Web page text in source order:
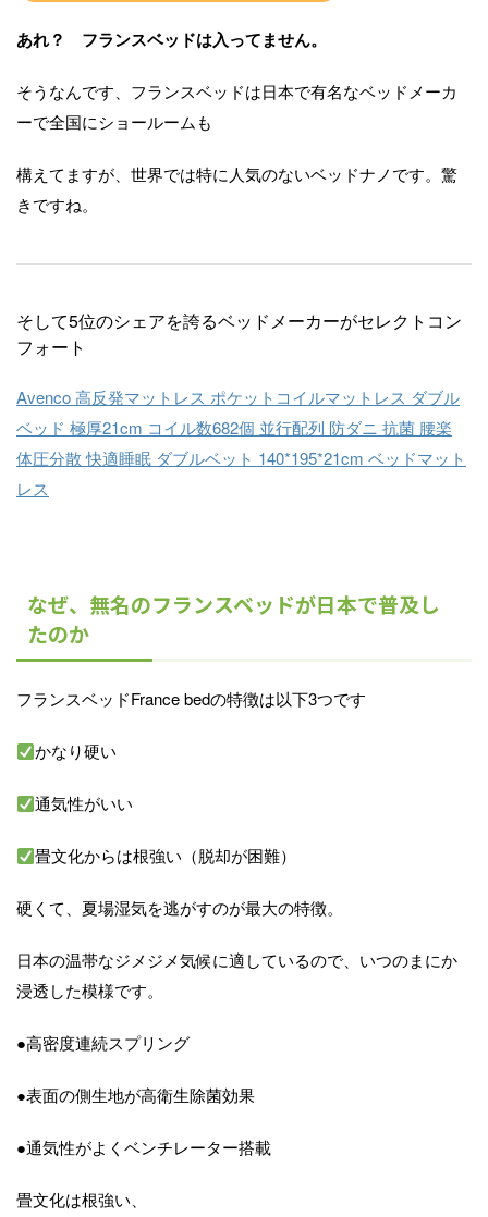
あれ？ フランスベッドは入ってません。
そうなんです、フランスベッドは日本で有名なベッドメーカ
ーで全国にショールームも
構えてますが、世界では特に人気のないベッドナノです。驚
きですね。
そして5位のシェアを誇るベッドメーカーがセレクトコン
フォート
Avenco 高反発マットレス ポケットコイルマットレス ダブル
ベッド 極厚21cm コイル数682個 並行配列 防ダニ 抗菌 腰楽
体圧分散 快適睡眠 ダブルベット 140*195*21cm ベッドマット
レス
なぜ、無名のフランスベッドが日本で普及し
たのか
フランスベッドFrance bedの特徴は以下3つです
かなり硬い
通気性がいい
畳文化からは根強い（脱却が困難）
硬くて、夏場湿気を逃がすのが最大の特徴。
日本の温帯なジメジメ気候に適しているので、いつのまにか
浸透した模様です。
●高密度連続スプリング
●表面の側生地が高衛生除菌効果
●通気性がよくベンチレーター搭載
畳文化は根強い、